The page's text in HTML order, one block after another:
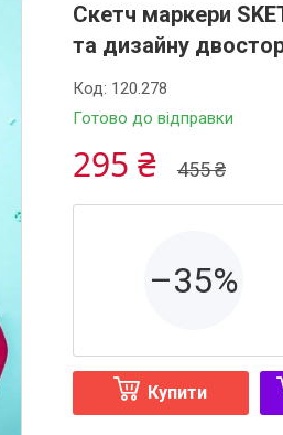
Скетч маркери
та дизайну
Готово до відправки
Код: 120.278
455 ₴
295 ₴
–35%
Купити